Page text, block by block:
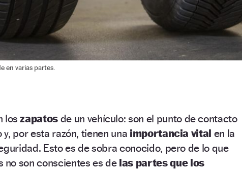
en varias partes.
loszapatos de un vehículo: son el punto de contacto
por esta razón, tienen una importancia vital en la
Esto es de sobra conocido, pero de lo que
no son conscientes es delas partes que los